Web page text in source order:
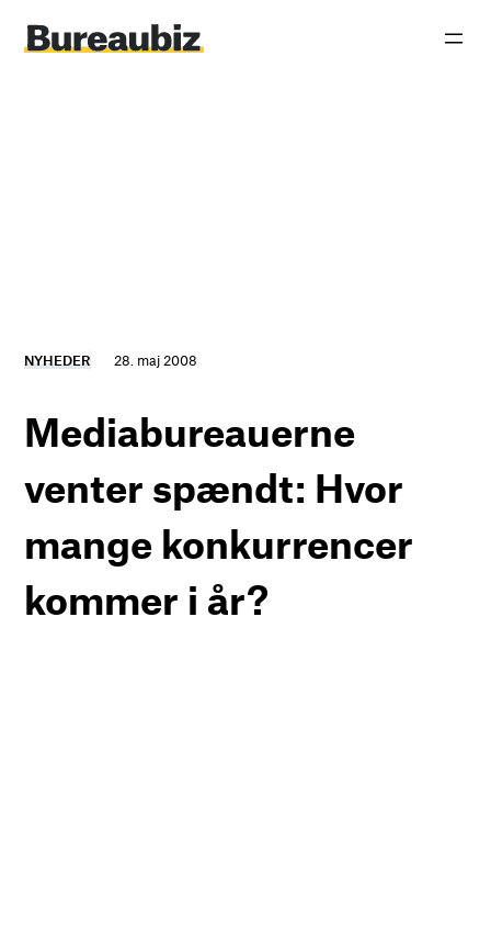
indhold
NYHEDER 28. maj 2008
Mediabureauerne
venter spændt: Hvor
mange konkurrencer
kommer i år?